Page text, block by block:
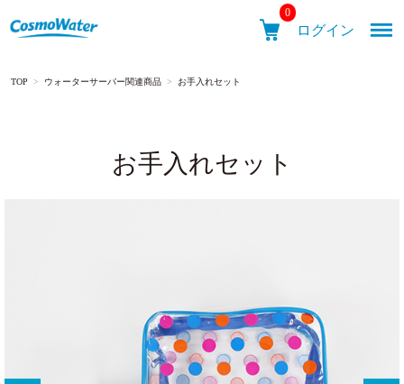
0
ログイン
TOP > ウォーターサーバー関連商品 > お手入れセット
お手入れセット